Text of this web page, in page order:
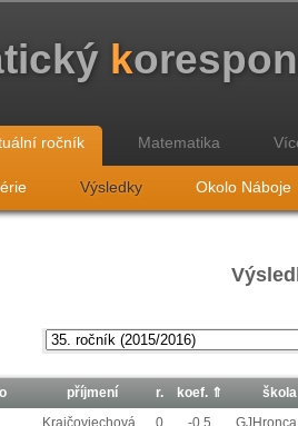
k
ročník Matematika
Výsledky Okolo Náboje
příjmení r. koef. ⇑
škola
Krajčoviechová 0 -0,5